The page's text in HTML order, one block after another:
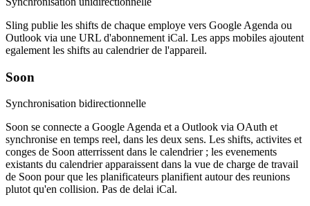
Sling publie les shifts de chaque employe vers Google Agenda ou
Outlook via une URL d'abonnement iCal. Les apps mobiles ajoutent
egalement les shifts au calendrier de l'appareil.
Soon
Synchronisation bidirectionnelle
Soon se connecte a Google Agenda et a Outlook via OAuth et
synchronise en temps reel, dans les deux sens. Les shifts, activites et
conges de Soon atterrissent dans le calendrier ; les evenements
existants du calendrier apparaissent dans la vue de charge de travail
de Soon pour que les planificateurs planifient autour des reunions
plutot qu'en collision. Pas de delai iCal.